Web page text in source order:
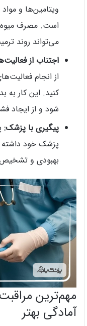
ویتامین‌ها و
است. مصرف
می‌تواند روند
اجتناب از
از انجام
کنید. این کار
شود و از ایجاد
پیگیری با پزشک:
پزشک خود داشته
بهبودی و
مهم‌ترین
آمادگی بهتر